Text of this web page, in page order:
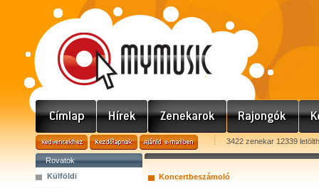
3422 zenekar 12339
Rovatok
Külföldi
Koncertbeszámoló